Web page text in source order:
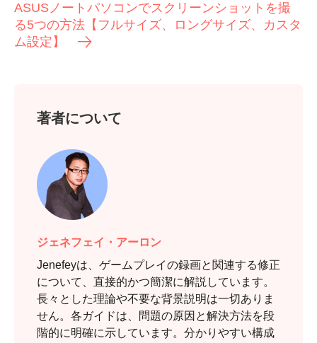
ステップ
ASUSノートパソコンでスクリーンショットを撮
る5つの方法【フルサイズ、ロングサイズ、カスタ
ム設定】
著者について
ジェネフェイ・アーロン
Jenefeyは、ゲームプレイの録画と関連する修正
について、直接的かつ簡潔に解説しています。
長々とした理論や不要な背景説明は一切ありま
せん。各ガイドは、問題の原因と解決方法を段
階的に明確に示しています。分かりやすい構成